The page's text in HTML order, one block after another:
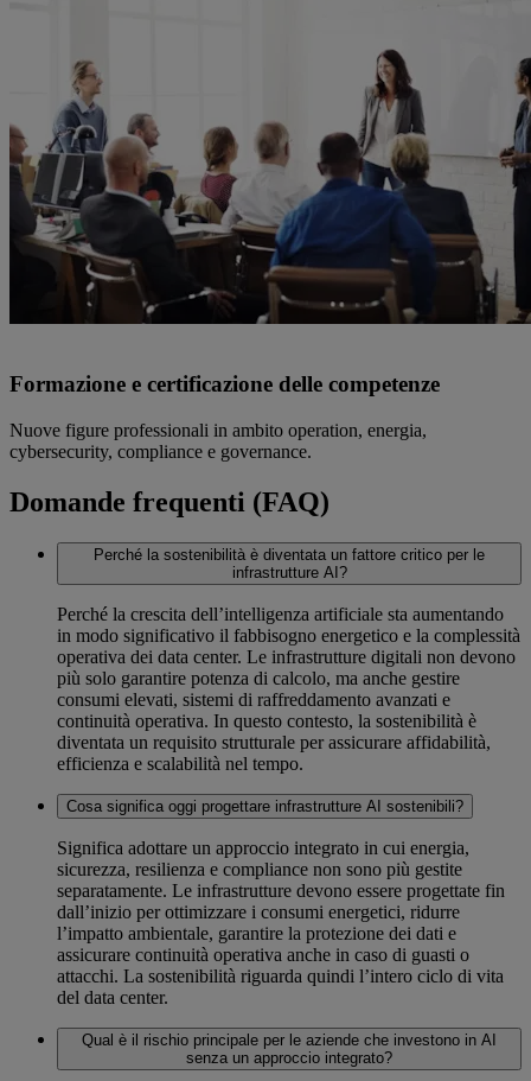
Formazione e certificazione delle competenze
Nuove figure professionali in ambito operation, energia,
cybersecurity, compliance e governance.
Domande frequenti (FAQ)
Perché la sostenibilità è diventata un fattore critico per le
infrastrutture AI?
Perché la crescita dell’intelligenza artificiale sta aumentando
in modo significativo il fabbisogno energetico e la complessità
operativa dei data center. Le infrastrutture digitali non devono
più solo garantire potenza di calcolo, ma anche gestire
consumi elevati, sistemi di raffreddamento avanzati e
continuità operativa. In questo contesto, la sostenibilità è
diventata un requisito strutturale per assicurare affidabilità,
efficienza e scalabilità nel tempo.
Cosa significa oggi progettare infrastrutture AI sostenibili?
Significa adottare un approccio integrato in cui energia,
sicurezza, resilienza e compliance non sono più gestite
separatamente. Le infrastrutture devono essere progettate fin
dall’inizio per ottimizzare i consumi energetici, ridurre
l’impatto ambientale, garantire la protezione dei dati e
assicurare continuità operativa anche in caso di guasti o
attacchi. La sostenibilità riguarda quindi l’intero ciclo di vita
del data center.
Qual è il rischio principale per le aziende che investono in AI
senza un approccio integrato?